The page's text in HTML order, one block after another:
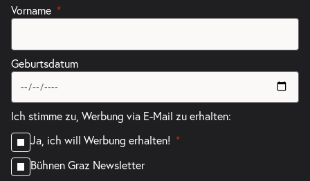
Vorname
Geburtsdatum
Ich stimme zu, Werbung via E-Mail zu erhalten:
Ja, ich will Werbung erhalten!
Bühnen Graz Newsletter